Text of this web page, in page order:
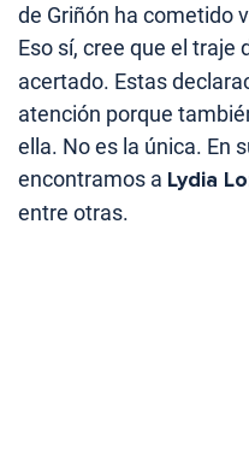
de Griñón ha cometido
Eso sí, cree que el traje
acertado. Estas
atención porque
ella. No es la única. En
encontramos a Lydia
entre otras.